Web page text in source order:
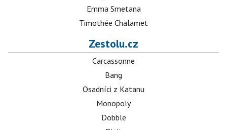
Emma Smetana
Timothée Chalamet
Zestolu.cz
Carcassonne
Bang
Osadníci z Katanu
Monopoly
Dobble